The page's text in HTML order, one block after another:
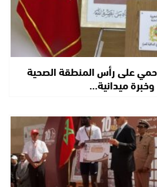
على رأس المنطقة الصحية
ميدانية…